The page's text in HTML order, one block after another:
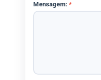
Mensagem:*